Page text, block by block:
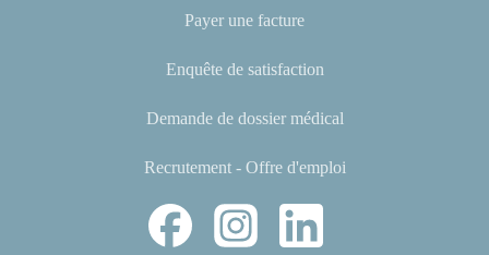
Payer une facture
Enquête de satisfaction
Demande de dossier médical
Recrutement - Offre d'emploi